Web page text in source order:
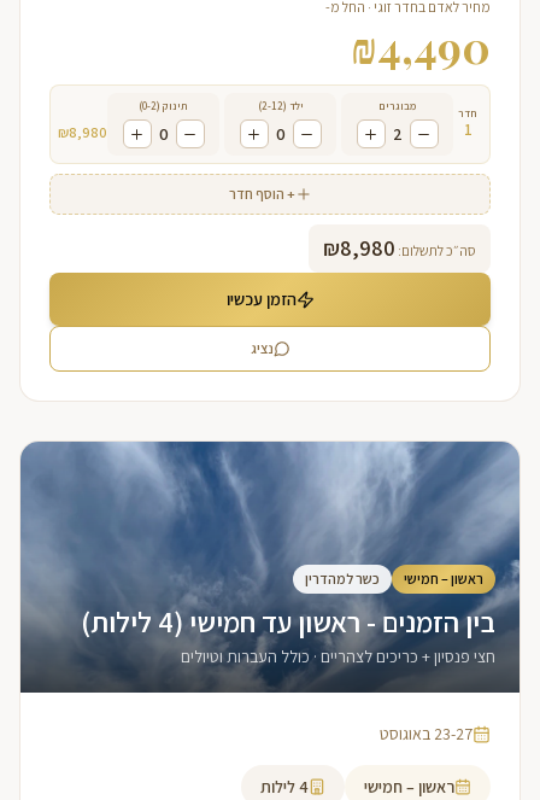
מחיר לאדם בחדר זוגי · החל מ-
₪4,490
חדר
1
מבוגרים
2
ילד (2-12)
0
תינוק (0-2)
0
₪8,980
+ הוסף חדר
סה״כ לתשלום: ₪8,980
הזמן עכשיו
נציג
ראשון – חמישי כשר למהדרין
בין הזמנים - ראשון עד חמישי (4 לילות)
חצי פנסיון + כריכים לצהריים · כולל העברות וטיולים
23-27 באוגוסט
ראשון – חמישי 4לילות